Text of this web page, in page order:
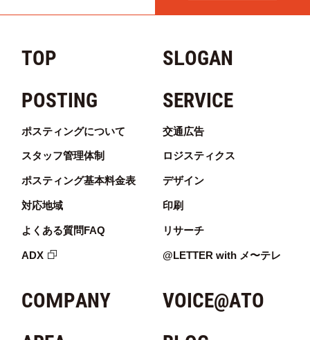
TOP
SLOGAN
POSTING
ポスティングについて
スタッフ管理体制
ポスティング基本料金表
対応地域
よくある質問FAQ
ADX
SERVICE
交通広告
ロジスティクス
デザイン
印刷
リサーチ
@LETTER with メ〜テレ
COMPANY
VOICE@ATO